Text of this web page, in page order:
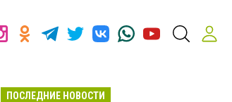
ПОСЛЕДНИЕ НОВОСТИ